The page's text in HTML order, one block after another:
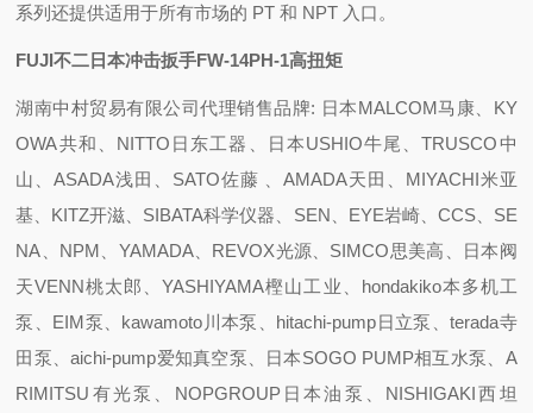
系列还提供适用于所有市场的 PT 和 NPT 入口。
FUJI不二日本冲击扳手FW-14PH-1高扭矩
湖南中村贸易有限公司代理销售品牌: 日本MALCOM马康、KY
OWA共和、NITTO日东工器、日本USHIO牛尾、TRUSCO中
山、ASADA浅田、SATO佐藤 、AMADA天田、MIYACHI米亚
基、KITZ开滋、SIBATA科学仪器、SEN、EYE岩崎、CCS、SE
NA、NPM、YAMADA、REVOX光源、SIMCO思美高、日本阀
天VENN桃太郎、YASHIYAMA樫山工业、hondakiko本多机工
泵、EIM泵、kawamoto川本泵、hitachi-pump日立泵、terada寺
田泵、aichi-pump爱知真空泵、日本SOGO PUMP相互水泵、A
RIMITSU有光泵、NOPGROUP日本油泵、NISHIGAKI西坦